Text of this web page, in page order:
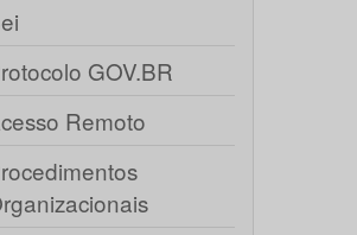
GOV.BR
Remoto